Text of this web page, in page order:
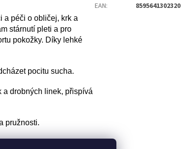
a péči o obličej, krk a
stárnutí pleti a pro
pokožky. Díky lehké
pocitu sucha.
drobných linek, přispívá
pružnosti.
EAN: 8595641302320